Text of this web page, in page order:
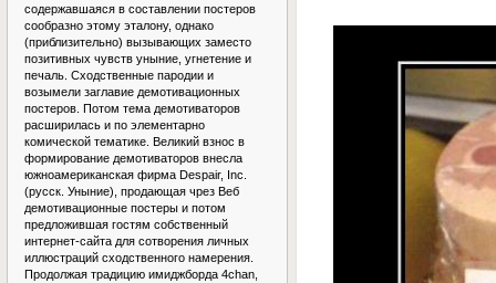
содержавшаяся в составлении постеров
сообразно этому эталону, однако
(приблизительно) вызывающих заместо
позитивных чувств уныние, угнетение и
печаль. Сходственные пародии и
возымели заглавие демотивационных
постеров. Потом тема демотиваторов
расширилась и по элементарно
комической тематике. Великий взнос в
формирование демотиваторов внесла
южноамериканская фирма Despair, Inc.
(русск. Уныние), продающая чрез Веб
демотивационные постеры и потом
предложившая гостям собственный
интернет-сайта для сотворения личных
иллюстраций сходственного намерения.
Продолжая традицию имиджборда 4chan,